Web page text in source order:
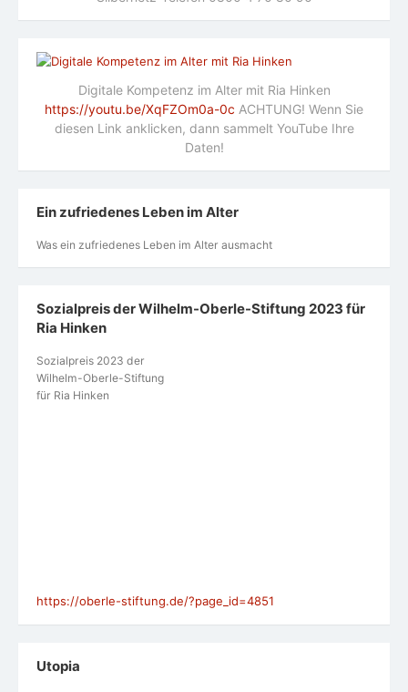
Digitale Kompetenz im Alter mit Ria Hinken
https://youtu.be/XqFZOm0a-0c ACHTUNG! Wenn Sie
diesen Link anklicken, dann sammelt YouTube Ihre
Daten!
Ein zufriedenes Leben im Alter
Was ein zufriedenes Leben im Alter ausmacht
Sozialpreis der Wilhelm-Oberle-Stiftung 2023 für
Ria Hinken
Sozialpreis 2023 der
Wilhelm-Oberle-Stiftung
für Ria Hinken
https://oberle-stiftung.de/?page_id=4851
Utopia